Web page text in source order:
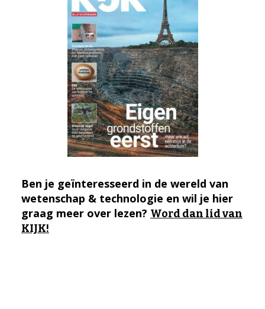
Ben je geïnteresseerd in de wereld van
wetenschap & technologie en wil je hier
graag meer over lezen? Word dan lid van
KIJK!